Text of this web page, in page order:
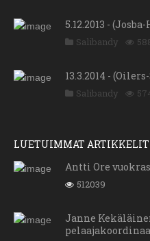
5.12.2013 -
Salibandy
13.3.2014 -
Salibandy
LUETUIMMAT ARTIKKELIT
Antti Ore
512039
Janne